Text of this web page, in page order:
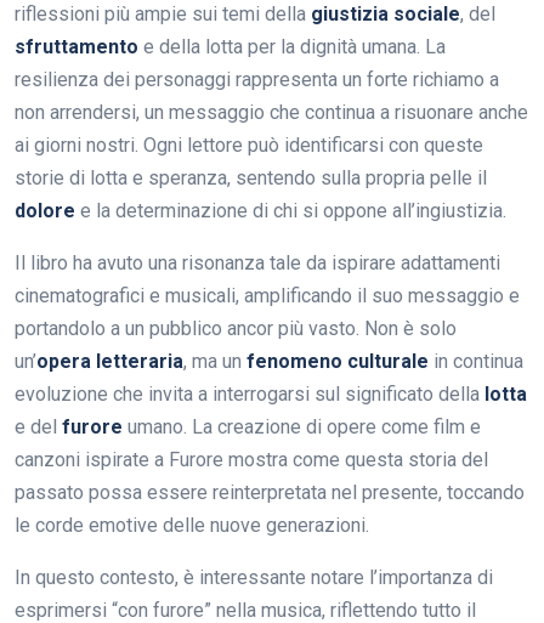
riflessioni più ampie sui temi della giustizia sociale, del
sfruttamento e della lotta per la dignità umana. La
resilienza dei personaggi rappresenta un forte richiamo a
non arrendersi, un messaggio che continua a risuonare anche
ai giorni nostri. Ogni lettore può identificarsi con queste
storie di lotta e speranza, sentendo sulla propria pelle il
dolore e la determinazione di chi si oppone all’ingiustizia.
Il libro ha avuto una risonanza tale da ispirare adattamenti
cinematografici e musicali, amplificando il suo messaggio e
portandolo a un pubblico ancor più vasto. Non è solo
un’opera letteraria, ma un fenomeno culturale in continua
evoluzione che invita a interrogarsi sul significato della lotta
e del furore umano. La creazione di opere come film e
canzoni ispirate a Furore mostra come questa storia del
passato possa essere reinterpretata nel presente, toccando
le corde emotive delle nuove generazioni.
In questo contesto, è interessante notare l’importanza di
esprimersi “con furore” nella musica, riflettendo tutto il